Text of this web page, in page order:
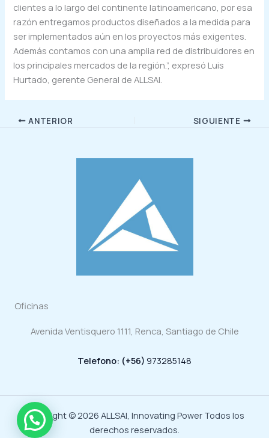
clientes a lo largo del continente latinoamericano, por esa
razón entregamos productos diseñados a la medida para
ser implementados aún en los proyectos más exigentes.
Además contamos con una amplia red de distribuidores en
los principales mercados de la región.”, expresó Luis
Hurtado, gerente General de ALLSAI.
ANTERIOR SIGUIENTE
Oficinas
Avenida Ventisquero 1111, Renca, Santiago de Chile
Telefono: (+56) 973285148
Copyright © 2026 ALLSAI, Innovating Power Todos los
derechos reservados.